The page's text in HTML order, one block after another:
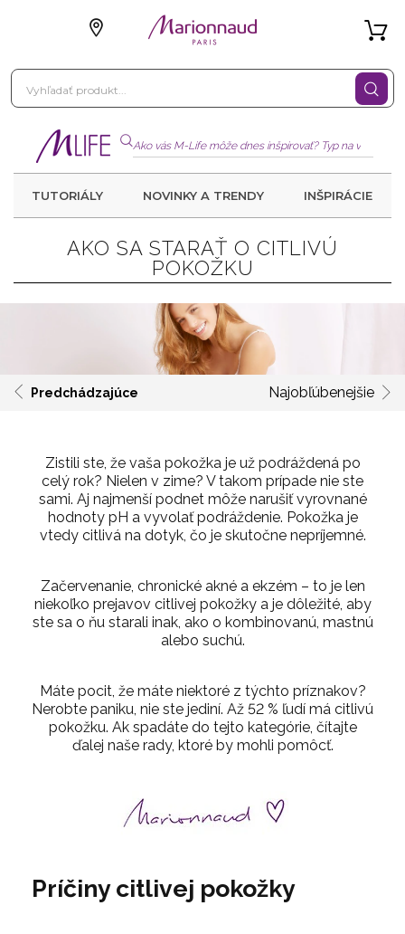
TUTORIÁLY NOVINKY A TRENDY INŠPIRÁCIE
AKO SA STARAŤ O CITLIVÚ
POKOŽKU
Predchádzajúce Najobľúbenejšie
Zistili ste, že vaša pokožka je už podráždená po
celý rok? Nielen v zime? V takom prípade nie ste
sami. Aj najmenší podnet môže narušiť vyrovnané
hodnoty pH a vyvolať podráždenie. Pokožka je
vtedy citlivá na dotyk, čo je skutočne nepríjemné.
Začervenanie, chronické akné a ekzém – to je len
niekoľko prejavov citlivej pokožky a je dôležité, aby
ste sa o ňu starali inak, ako o kombinovanú, mastnú
alebo suchú.
Máte pocit, že máte niektoré z týchto príznakov?
Nerobte paniku, nie ste jediní. Až 52 % ľudí má citlivú
pokožku. Ak spadáte do tejto kategórie, čítajte
ďalej naše rady, ktoré by mohli pomôcť.
Príčiny citlivej pokožky